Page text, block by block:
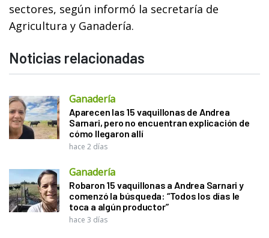
sectores, según informó la secretaría de
Agricultura y Ganadería.
Noticias relacionadas
Ganadería
Aparecen las 15 vaquillonas de Andrea
Sarnari, pero no encuentran explicación de
cómo llegaron allí
hace 2 días
Ganadería
Robaron 15 vaquillonas a Andrea Sarnari y
comenzó la búsqueda: “Todos los días le
toca a algún productor”
hace 3 días